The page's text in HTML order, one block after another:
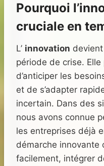
Pourquoi
cruciale en
L’ innovation
période de crise.
d’anticiper les
et de s’adapter
incertain. Dans des
nous avons connue
les entreprises déjà
démarche innovante
facilement, intégrer